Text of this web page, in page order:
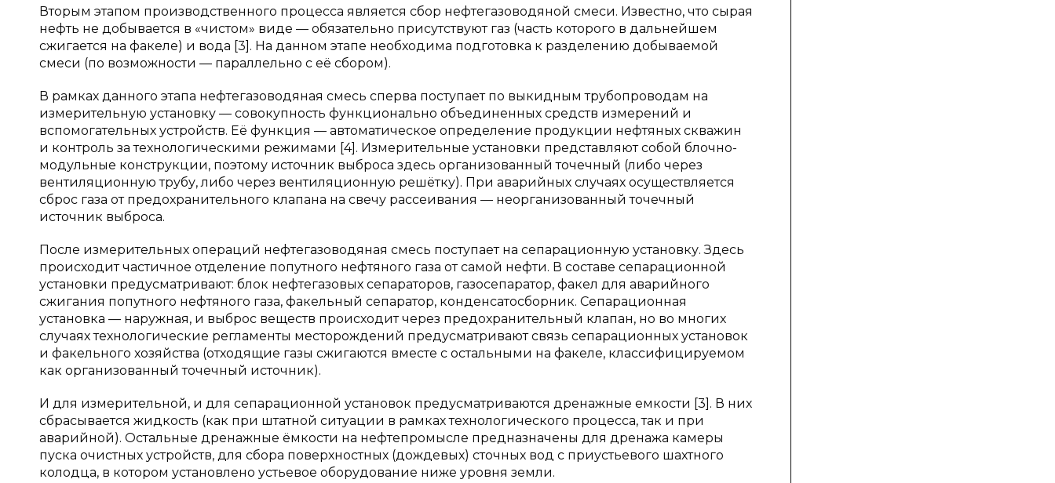
Вторым этапом производственного процесса является сбор нефтегазоводяной смеси. Известно, что сырая
нефть не добывается в «чистом» виде — обязательно присутствуют газ (часть которого в дальнейшем
сжигается на факеле) и вода [3]. На данном этапе необходима подготовка к разделению добываемой
смеси (по возможности — параллельно с её сбором).
В рамках данного этапа нефтегазоводяная смесь сперва поступает по выкидным трубопроводам на
измерительную установку — совокупность функционально объединенных средств измерений и
вспомогательных устройств. Её функция — автоматическое определение продукции нефтяных скважин
и контроль за технологическими режимами [4]. Измерительные установки представляют собой блочно-
модульные конструкции, поэтому источник выброса здесь организованный точечный (либо через
вентиляционную трубу, либо через вентиляционную решётку). При аварийных случаях осуществляется
сброс газа от предохранительного клапана на свечу рассеивания — неорганизованный точечный
источник выброса.
После измерительных операций нефтегазоводяная смесь поступает на сепарационную установку. Здесь
происходит частичное отделение попутного нефтяного газа от самой нефти. В составе сепарационной
установки предусматривают: блок нефтегазовых сепараторов, газосепаратор, факел для аварийного
сжигания попутного нефтяного газа, факельный сепаратор, конденсатосборник. Сепарационная
установка — наружная, и выброс веществ происходит через предохранительный клапан, но во многих
случаях технологические регламенты месторождений предусматривают связь сепарационных установок
и факельного хозяйства (отходящие газы сжигаются вместе с остальными на факеле, классифицируемом
как организованный точечный источник).
И для измерительной, и для сепарационной установок предусматриваются дренажные емкости [3]. В них
сбрасывается жидкость (как при штатной ситуации в рамках технологического процесса, так и при
аварийной). Остальные дренажные ёмкости на нефтепромысле предназначены для дренажа камеры
пуска очистных устройств, для сбора поверхностных (дождевых) сточных вод с приустьевого шахтного
колодца, в котором установлено устьевое оборудование ниже уровня земли.